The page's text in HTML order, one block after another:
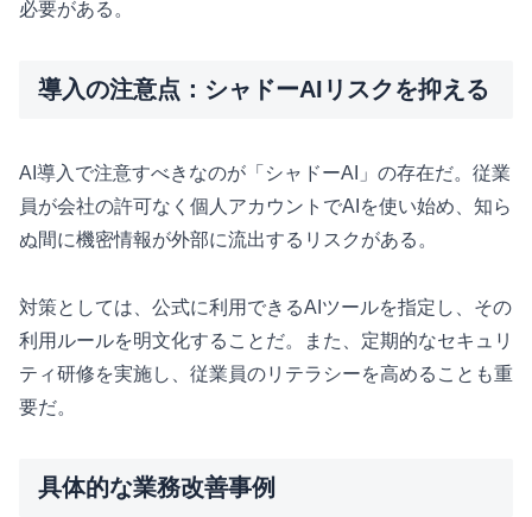
必要がある。
導入の注意点：シャドーAIリスクを抑える
AI導入で注意すべきなのが「シャドーAI」の存在だ。従業
員が会社の許可なく個人アカウントでAIを使い始め、知ら
ぬ間に機密情報が外部に流出するリスクがある。
対策としては、公式に利用できるAIツールを指定し、その
利用ルールを明文化することだ。また、定期的なセキュリ
ティ研修を実施し、従業員のリテラシーを高めることも重
要だ。
具体的な業務改善事例